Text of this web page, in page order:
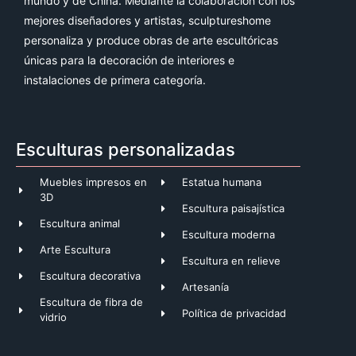
mejores diseñadores y artistas, sculptureshome
personaliza y produce obras de arte escultóricas
únicas para la decoración de interiores e
instalaciones de primera categoría.
Esculturas personalizadas
Muebles impresos en
3D
Escultura animal
Arte Escultura
Escultura decorativa
Escultura de fibra de
vidrio
Estatua humana
Escultura paisajística
Escultura moderna
Escultura en relieve
Artesanía
Política de privacidad